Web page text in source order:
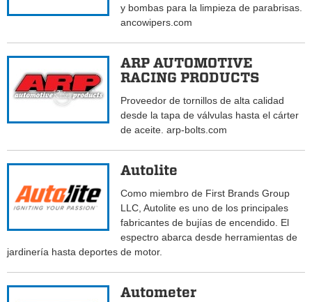
y bombas para la limpieza de parabrisas.
ancowipers.com
ARP AUTOMOTIVE
RACING PRODUCTS
Proveedor de tornillos de alta calidad
desde la tapa de válvulas hasta el cárter
de aceite. arp-bolts.com
Autolite
Como miembro de First Brands Group
LLC, Autolite es uno de los principales
fabricantes de bujías de encendido. El
espectro abarca desde herramientas de
jardinería hasta deportes de motor.
Autometer